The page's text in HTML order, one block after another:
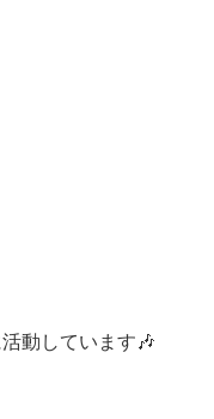
動しています🎶